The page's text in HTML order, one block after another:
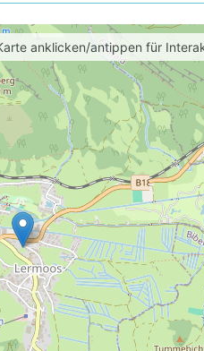
anklicken/antippen für